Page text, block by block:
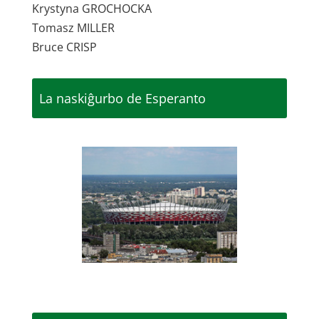
Krystyna GROCHOCKA
Tomasz MILLER
Bruce CRISP
La naskiĝurbo de Esperanto